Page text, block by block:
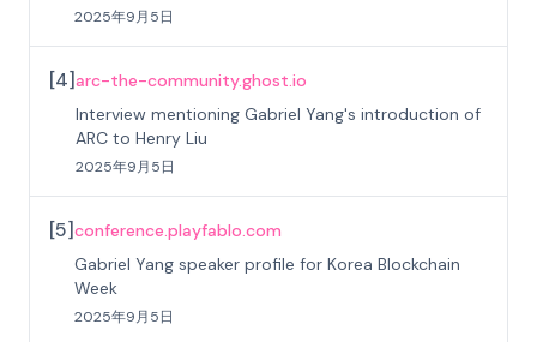
2025年9月5日
[4]arc-the-community.ghost.io
Interview mentioning Gabriel Yang's introduction of
ARC to Henry Liu
2025年9月5日
[5]conference.playfablo.com
Gabriel Yang speaker profile for Korea Blockchain
Week
2025年9月5日